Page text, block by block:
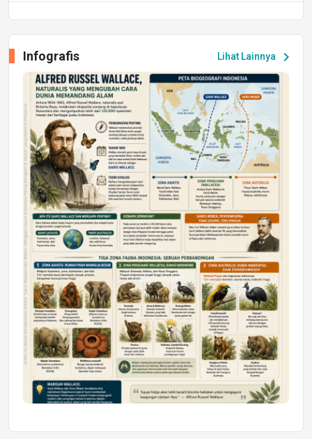
Peluang Kerja dan Magang
Jumat, 17 Jul 2026 22:30
DAERAH
Astra Motor Kalimantan Timur 2 Dukung
Mahasiswa Samarinda dalam Astra
Honda SDGs Future Leaders 2026
Jumat, 10 Jul 2026 19:01
Lihat Lainnya chevron_right
Infografis